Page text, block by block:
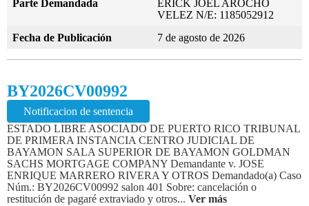
Parte Demandada
ERICK JOEL AROCHO
VELEZ N/E: 1185052912
Fecha de Publicación
7 de agosto de 2026
BY2026CV00992
Notificacion de sentencia
ESTADO LIBRE ASOCIADO DE PUERTO RICO TRIBUNAL
DE PRIMERA INSTANCIA CENTRO JUDICIAL DE
BAYAMON SALA SUPERIOR DE BAYAMON GOLDMAN
SACHS MORTGAGE COMPANY Demandante v. JOSE
ENRIQUE MARRERO RIVERA Y OTROS Demandado(a) Caso
Núm.: BY2026CV00992 salon 401 Sobre: cancelación o
restitución de pagaré extraviado y otros... Ver más